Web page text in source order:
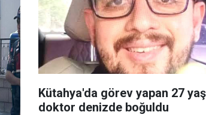
Kütahya'da görev yapan 27
doktor denizde boğuldu